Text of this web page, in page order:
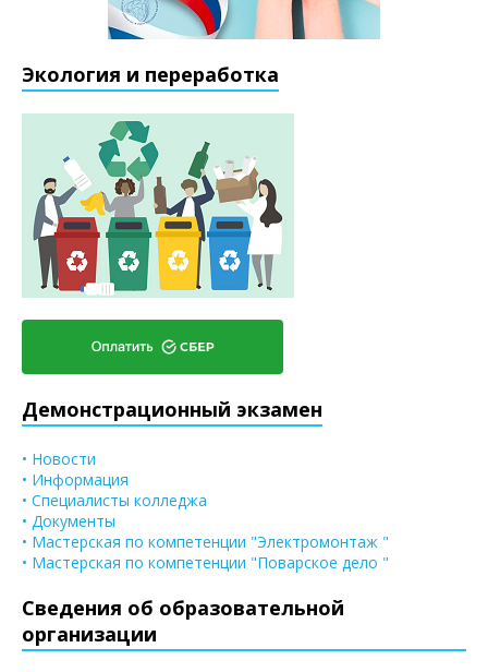
Экология и переработка
Демонстрационный экзамен
• Новости
• Информация
• Специалисты колледжа
• Документы
• Мастерская по компетенции "Электромонтаж "
• Мастерская по компетенции "Поварское дело "
Сведения об образовательной
организации